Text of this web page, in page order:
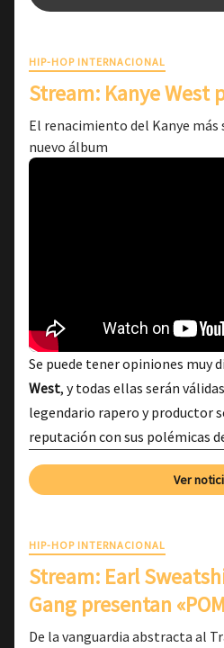
HIP-HOP INTERNACIONAL
Stream: Kanye West
El renacimiento del Kanye más
nuevo álbum
Se puede tener opiniones muy
West, y todas ellas serán
legendario rapero y productor
reputación con sus polémicas
Ver
HIP-HOP INTERNACIONAL
Stream: Earl
Gang presentan
De la vanguardia abstracta al